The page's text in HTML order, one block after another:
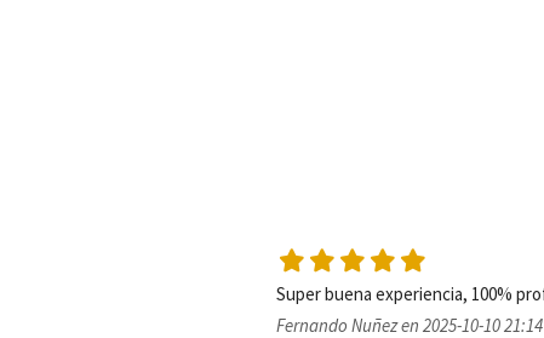
Fernando Nuñez en 2025-10-10 21:14